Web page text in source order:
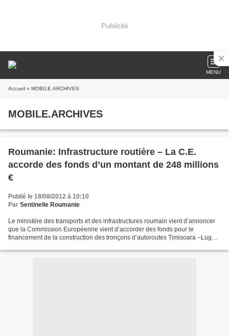
Publicité
MENU
Accueil » MOBILE.ARCHIVES
MOBILE.ARCHIVES
Roumanie: Infrastructure routière – La C.E.
accorde des fonds d’un montant de 248 millions
€
Publié le 18/08/2012 à 10:10
Par Sentinelle Roumanie
Le ministère des transports et des infrastructures roumain vient d’annoncer
que la Commission Européenne vient d’accorder des fonds pour le
financement de la construction des tronçons d’autoroutes Timisoara –Lugoj